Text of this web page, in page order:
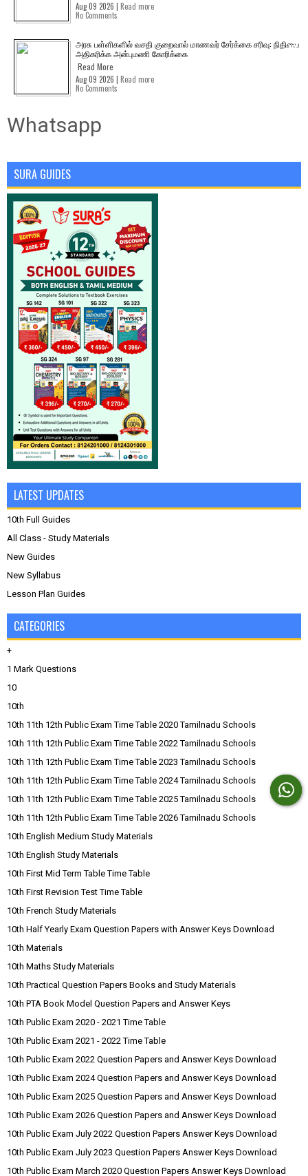
Aug 09 2026 | Read more
No Comments
அரசு பள்ளிகளில் வசதி குறைவால் மாணவர் சேர்க்கை சரிவு: நிதியை
அதிகரிக்க அன்புமணி கோரிக்கை
Read More
Aug 09 2026 | Read more
No Comments
Whatsapp
SURA GUIDES
LATEST UPDATES
10th Full Guides
All Class - Study Materials
New Guides
New Syllabus
Lesson Plan Guides
CATEGORIES
+
1 Mark Questions
10
10th
10th 11th 12th Public Exam Time Table 2020 Tamilnadu Schools
10th 11th 12th Public Exam Time Table 2022 Tamilnadu Schools
10th 11th 12th Public Exam Time Table 2023 Tamilnadu Schools
10th 11th 12th Public Exam Time Table 2024 Tamilnadu Schools
10th 11th 12th Public Exam Time Table 2025 Tamilnadu Schools
10th 11th 12th Public Exam Time Table 2026 Tamilnadu Schools
10th English Medium Study Materials
10th English Study Materials
10th First Mid Term Table Time Table
10th First Revision Test Time Table
10th French Study Materials
10th Half Yearly Exam Question Papers with Answer Keys Download
10th Materials
10th Maths Study Materials
10th Practical Question Papers Books and Study Materials
10th PTA Book Model Question Papers and Answer Keys
10th Public Exam 2020 - 2021 Time Table
10th Public Exam 2021 - 2022 Time Table
10th Public Exam 2022 Question Papers and Answer Keys Download
10th Public Exam 2024 Question Papers and Answer Keys Download
10th Public Exam 2025 Question Papers and Answer Keys Download
10th Public Exam 2026 Question Papers and Answer Keys Download
10th Public Exam July 2022 Question Papers Answer Keys Download
10th Public Exam July 2023 Question Papers Answer Keys Download
10th Public Exam March 2020 Question Papers Answer Keys Download